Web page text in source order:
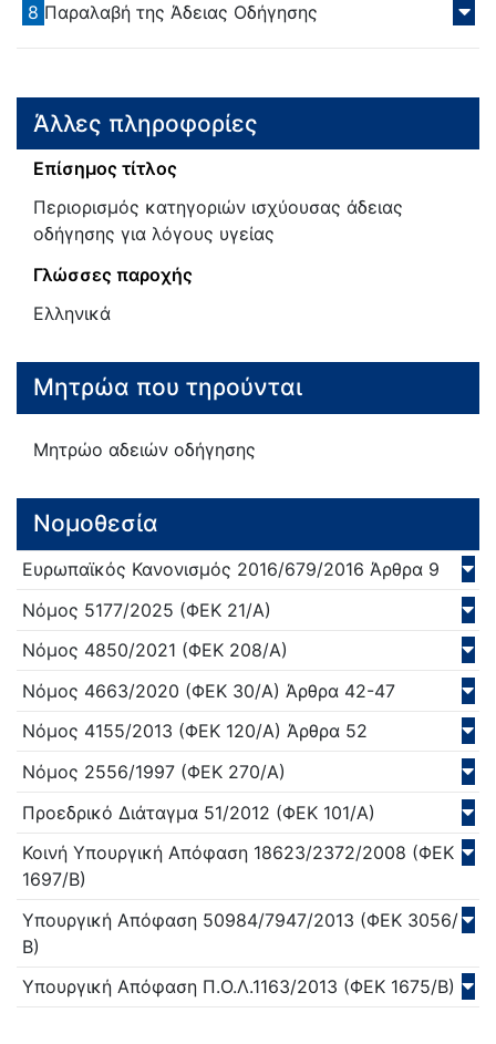
8 Παραλαβή της Άδειας Οδήγησης
Άλλες πληροφορίες
Επίσημος τίτλος
Περιορισμός κατηγοριών ισχύουσας άδειας
οδήγησης για λόγους υγείας
Γλώσσες παροχής
Ελληνικά
Μητρώα που τηρούνται
Μητρώο αδειών οδήγησης
Νομοθεσία
Ευρωπαϊκός Κανονισμός 2016/679/2016 Άρθρα 9
Νόμος 5177/2025 (ΦΕΚ 21/Α)
Νόμος 4850/2021 (ΦΕΚ 208/Α)
Νόμος 4663/2020 (ΦΕΚ 30/Α) Άρθρα 42-47
Νόμος 4155/2013 (ΦΕΚ 120/Α) Άρθρα 52
Νόμος 2556/1997 (ΦΕΚ 270/Α)
Προεδρικό Διάταγμα 51/2012 (ΦΕΚ 101/Α)
Κοινή Υπουργική Απόφαση 18623/2372/2008 (ΦΕΚ
1697/Β)
Υπουργική Απόφαση 50984/7947/2013 (ΦΕΚ 3056/
Β)
Υπουργική Απόφαση Π.Ο.Λ.1163/2013 (ΦΕΚ 1675/Β)